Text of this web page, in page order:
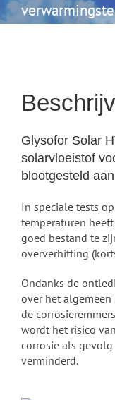
Glysofor Solar
solarvloeistof
blootgesteld
In speciale tests
temperaturen
goed bestand te
oververhitting
Ondanks de
over het
de
wordt het risico
corrosie als
verminderd.